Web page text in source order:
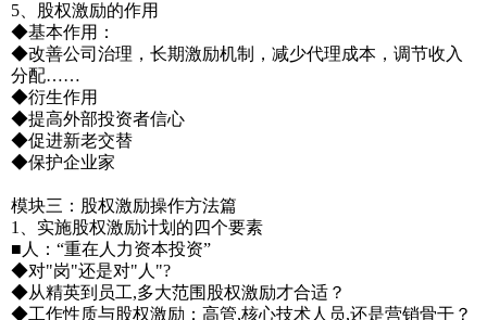
5、股权激励的作用
◆基本作用：
◆改善公司治理，长期激励机制，减少代理成本，调节收入
分配……
◆衍生作用
◆提高外部投资者信心
◆促进新老交替
◆保护企业家
模块三：股权激励操作方法篇
1、实施股权激励计划的四个要素
■人：“重在人力资本投资”
◆对"岗"还是对"人"?
◆从精英到员工,多大范围股权激励才合适？
◆工作性质与股权激励：高管,核心技术人员,还是营销骨干？